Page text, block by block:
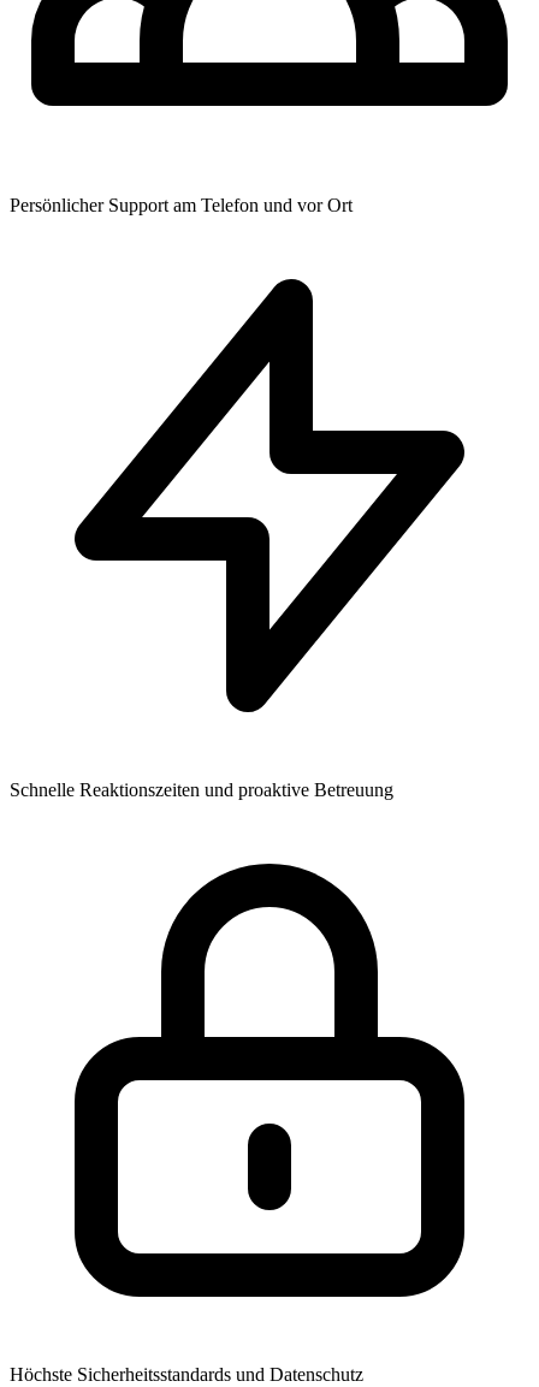
Persönlicher Support am Telefon und vor Ort
Schnelle Reaktionszeiten und proaktive Betreuung
Höchste Sicherheitsstandards und Datenschutz